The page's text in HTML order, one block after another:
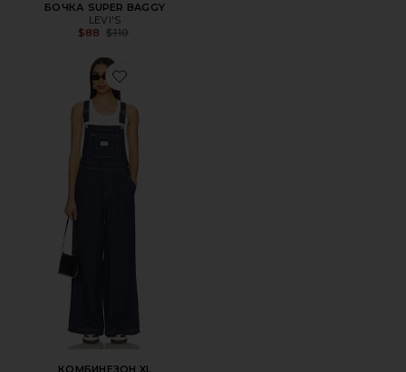
БОЧКА SUPER BAGGY
LEVI'S
$88 Previous price:
$110
Favorite КОМБИНЕЗОН XL
КОМБИНЕЗОН XL